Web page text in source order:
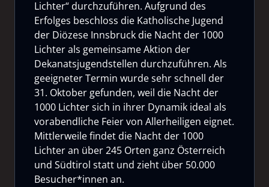
Lichter“ durchzuführen. Aufgrund des
Erfolges beschloss die Katholische Jugend
der Diözese Innsbruck die Nacht der 1000
Lichter als gemeinsame Aktion der
Dekanatsjugendstellen durchzuführen. Als
geeigneter Termin wurde sehr schnell der
31. Oktober gefunden, weil die Nacht der
1000 Lichter sich in ihrer Dynamik ideal als
vorabendliche Feier von Allerheiligen eignet.
Mittlerweile findet die Nacht der 1000
Lichter an über 245 Orten ganz Österreich
und Südtirol statt und zieht über 50.000
Besucher*innen an.